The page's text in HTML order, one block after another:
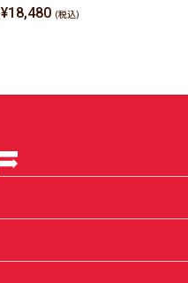
¥18,480